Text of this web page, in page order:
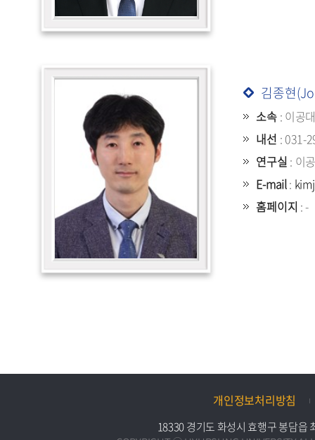
김종현
소속: 이공
내선 : 031-
연구실 : 이
E-mail:
홈페이지 : -
개인정보처리방침
18330 경기도 화성시 효행구 봉담읍